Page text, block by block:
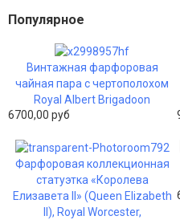
Популярное
Винтажная фарфоровая
чайная пара с чертополохом
Royal Albert Brigadoon
6700,00 руб
Фарфоровая коллекционная
статуэтка «Королева
Елизавета II» (Queen Elizabeth
II), Royal Worcester,